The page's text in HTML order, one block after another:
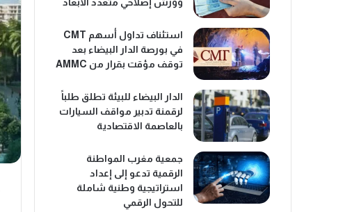
استئناف تداول أسهم CMT
في بورصة الدار البيضاء بعد
توقف مؤقت بقرار من AMMC
الدار البيضاء للبيئة تطلق طلباً
لرقمنة تدبير مواقف السيارات
بالعاصمة الاقتصادية
جمعية مغرب المواطنة
الرقمية تدعو إلى إعداد
استراتيجية وطنية شاملة
للتحول الرقمي